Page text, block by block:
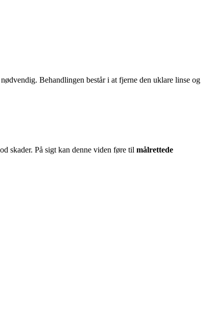
Behandlingen består i at fjerne den uklare linse og
skader. På sigt kan denne viden føre til målrettede